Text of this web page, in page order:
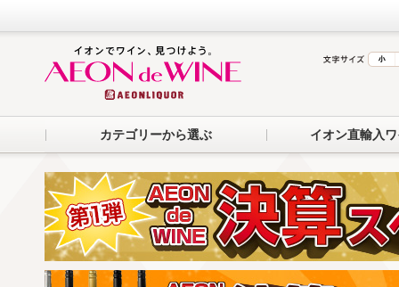
カテゴリーから選ぶ イオン直輸入